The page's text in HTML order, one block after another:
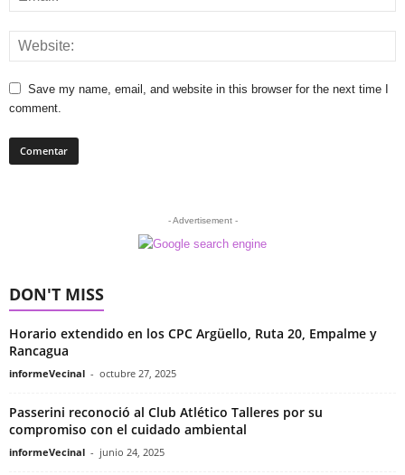
Save my name, email, and website in this browser for the next time I
comment.
- Advertisement -
DON'T MISS
Horario extendido en los CPC Argüello, Ruta 20, Empalme y
Rancagua
informeVecinal - octubre 27, 2025
Passerini reconoció al Club Atlético Talleres por su
compromiso con el cuidado ambiental
informeVecinal - junio 24, 2025